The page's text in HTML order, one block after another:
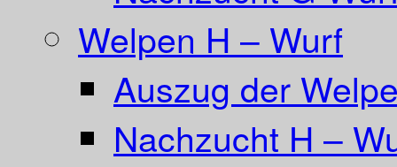
Welpen H – Wurf
Auszug der
Nachzucht H –